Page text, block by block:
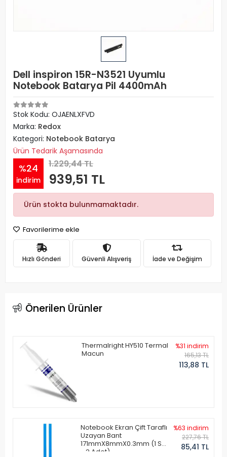
Dell inspiron 15R-N3521 Uyumlu
Notebook Batarya Pil 4400mAh
Stok Kodu: OJAENLXFVD
Marka: Redox
Kategori: Notebook Batarya
Ürün Tedarik Aşamasında
%24
indirim
1.229,44 TL
939,51 TL
Ürün stokta bulunmamaktadır.
Favorilerime ekle
Hızlı Gönderi Güvenli Alışveriş İade ve Değişim
Önerilen Ürünler
Thermalright HY510 Termal
Macun
%31 indirim
165,13 TL
113,88 TL
Notebook Ekran Çift Taraflı
Uzayan Bant
171mmX8mmX0.3mm (1 Set
- 2 Adet)
%63 indirim
227,76 TL
85,41 TL